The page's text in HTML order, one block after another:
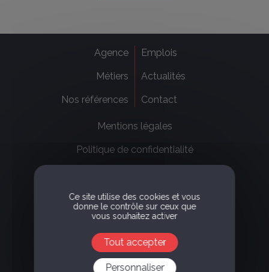
Ce site utilise des cookies et vous
donne le contrôle sur ceux que
vous souhaitez activer
Tout accepter
Personnaliser
Agence
Métiers
Nos références
Emplois
Actualités
Contact
Mentions légales
Politique de confidentialité
8, Terrasse Bellini
Paris La Défense, 92800 - Puteaux
+33 1 47 31 79 24